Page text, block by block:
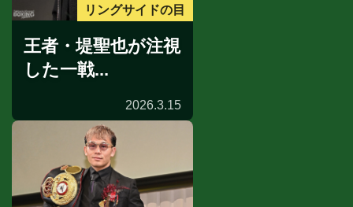
リングサイドの目
王者・堤聖也が注視
した一戦...
2026.3.15